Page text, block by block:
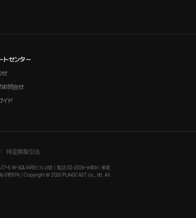
トセンター
せ
お問合せ
イド
特定商取引法
6 W-SQUAREビル２階 | 電話 02-2039-9409 | 事業
01810号 | Copyright © 2026 PLINGCAST co., ltd. All